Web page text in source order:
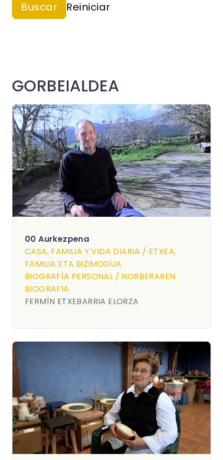
GORBEIALDEA
00 Aurkezpena
CASA, FAMILIA Y VIDA DIARIA / ETXEA,
FAMILIA ETA BIZIMODUA
BIOGRAFÍA PERSONAL / NORBERAREN
BIOGRAFIA
FERMÍN ETXEBARRIA ELORZA